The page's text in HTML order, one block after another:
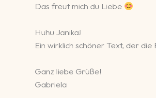
Das freut mich du Liebe
Huhu Janika!
Ein wirklich schöner Text, der
Ganz liebe Grüße!
Gabriela